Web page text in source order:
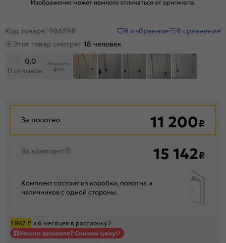
Изображение может немного отличаться от оригинала.
Код товара: 986598 В избранное
В сравнение
Этот товар смотрят 18 человек
0,0
0 отзывов
Загрузить
фото
За полотно 11 200₽
За комплект 15 142₽
Комплект состоит из коробки, полотна и
наличников с одной стороны.
1 867 ₽ х 6 месяцев в рассрочку
Нашли дешевле? Снизим цену!